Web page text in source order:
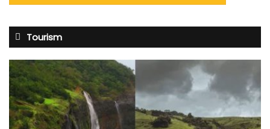
Tourism